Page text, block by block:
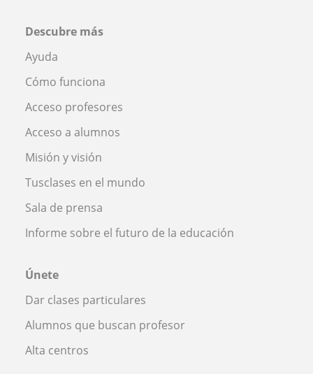
Descubre más
Ayuda
Cómo funciona
Acceso profesores
Acceso a alumnos
Misión y visión
Tusclases en el mundo
Sala de prensa
Informe sobre el futuro de la educación
Únete
Dar clases particulares
Alumnos que buscan profesor
Alta centros